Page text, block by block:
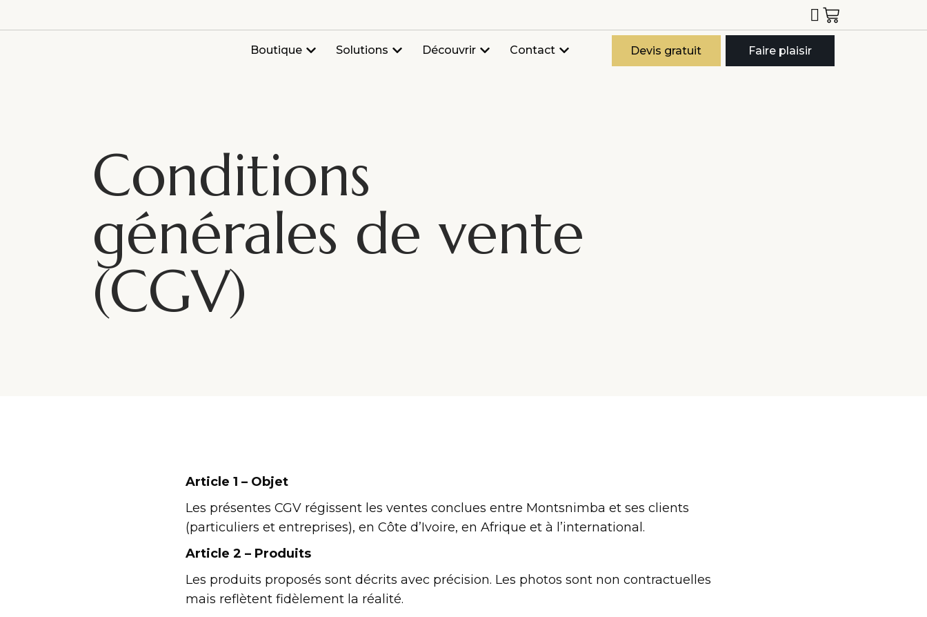
Boutique Solutions Découvrir Contact Devis gratuit Faire plaisir
Conditions
générales de vente
(CGV)
Article 1 – Objet
Les présentes CGV régissent les ventes conclues entre Montsnimba et ses clients
(particuliers et entreprises), en Côte d’Ivoire, en Afrique et à l’international.
Article 2 – Produits
Les produits proposés sont décrits avec précision. Les photos sont non contractuelles
mais reflètent fidèlement la réalité.